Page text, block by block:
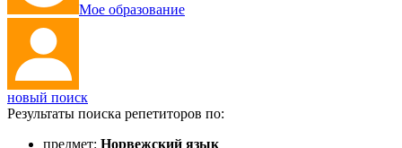
Мое образование
новый поиск
Результаты поиска репетиторов по:
предмет: Норвежский язык